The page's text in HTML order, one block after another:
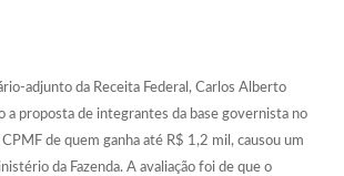
adjunto da Receita Federal, Carlos Alberto
a proposta de integrantes da base governista no
de quem ganha até R$ 1,2 mil, causou um
da Fazenda. A avaliação foi de que o